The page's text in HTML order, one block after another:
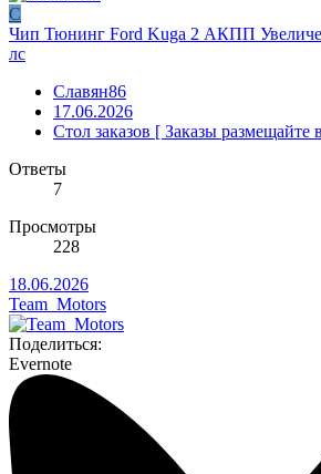
С
Чип Тюнинг Ford Kuga 2 АКПП
лс
Славян86
17.06.2026
Стол заказов [ Заказы размещайте
Ответы
7
Просмотры
228
18.06.2026
Team_Motors
Поделиться:
Evernote